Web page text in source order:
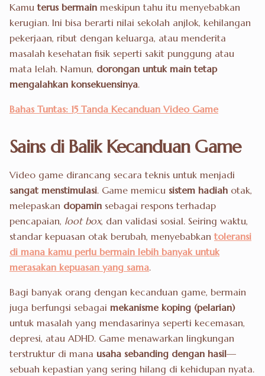
Kamuterus bermain meskipun tahu itu menyebabkan
kerugian. Ini bisa berarti nilai sekolah anjlok, kehilangan
pekerjaan, ribut dengan keluarga, atau menderita
masalah kesehatan fisik seperti sakit punggung atau
mata lelah. Namun, dorongan untuk main tetap
mengalahkan konsekuensinya.
Bahas Tuntas: 15 Tanda Kecanduan Video Game
Sains di Balik Kecanduan Game
Video game dirancang secara teknis untuk menjadi
sangat menstimulasi. Game memicu sistem hadiah otak,
melepaskan dopamin sebagai respons terhadap
pencapaian, loot box, dan validasi sosial. Seiring waktu,
standar kepuasan otak berubah, menyebabkantoleransi
di mana kamu perlu bermain lebih banyak untuk
merasakan kepuasan yang sama.
Bagi banyak orang dengan kecanduan game, bermain
juga berfungsi sebagai mekanisme koping (pelarian)
untuk masalah yang mendasarinya seperti kecemasan,
depresi, atau ADHD. Game menawarkan lingkungan
terstruktur di mana usaha sebanding dengan hasil—
sebuah kepastian yang sering hilang di kehidupan nyata.